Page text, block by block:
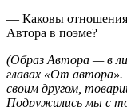
— Каковы отношения
Автора в поэме?
(Образ Автора — в
главах «От автора».
своим другом,
Подружились мы с